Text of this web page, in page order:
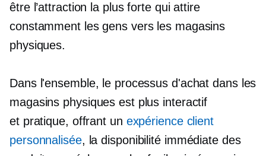
être l’attraction la plus forte qui attire
constamment les gens vers les magasins
physiques.
Dans l'ensemble, le processus d'achat dans les
magasins physiques est plus interactif
et pratique, offrant un expérience client
personnalisée, la disponibilité immédiate des